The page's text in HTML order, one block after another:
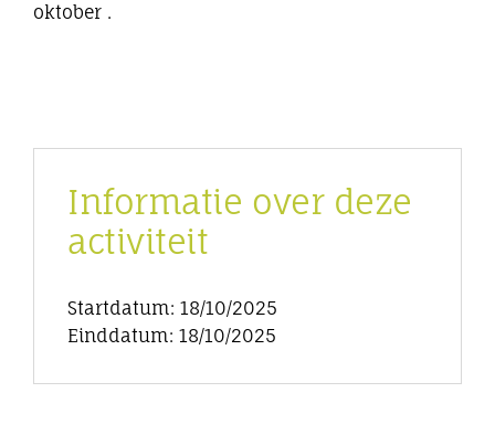
oktober .
Informatie over deze
activiteit
Startdatum: 18/10/2025
Einddatum: 18/10/2025